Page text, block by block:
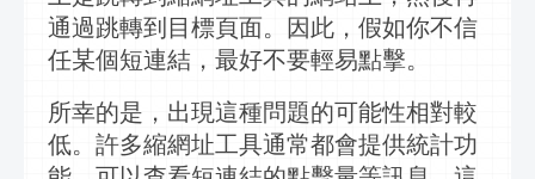
通過跳轉到目標頁面。因此，假如你不信
任某個短連結，最好不要輕易點擊。
所幸的是，出現這種問題的可能性相對較
低。許多縮網址工具通常都會提供統計功